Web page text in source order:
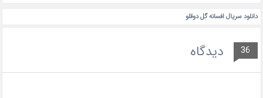
دانلود سریال افسانه گل دوقلو
36 دیدگاه